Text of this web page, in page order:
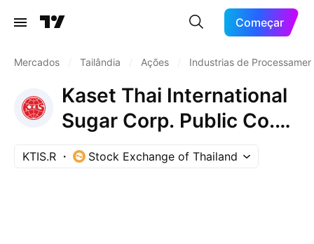
Começar
Mercados Tailândia Ações Industrias de
Kaset Thai International
Sugar Corp. Public Co.
Ltd. NVDR
KTIS.R Stock Exchange of Thailand